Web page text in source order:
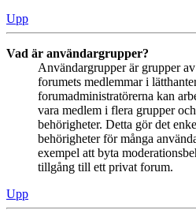
Upp
Vad är användargrupper?
Användargrupper är grupper
forumets medlemmar i
forumadministratörerna kan
vara medlem i flera grupper
behörigheter. Detta gör det
behörigheter för många
exempel att byta
tillgång till ett privat forum.
Upp